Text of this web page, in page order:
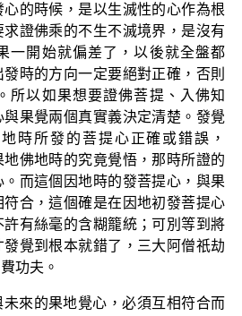
的時候，是以生滅性的心作為根
證佛乘的不生不滅境界，是沒有
一開始就偏差了，以後就全盤都
時的方向一定要絕對正確，否則
所以如果想要證佛菩提、入佛知
果覺兩個真實義決定清楚。發覺
時所發的菩提心正確或錯誤，
地佛地時的究竟覺悟，那時所證的
而這個因地時的發菩提心，與果
合，這個確是在因地初發菩提心
有絲毫的含糊籠統；可別等到將
覺到根本就錯了，三大阿僧祇劫
功夫。
來的果地覺心，必須互相符合而